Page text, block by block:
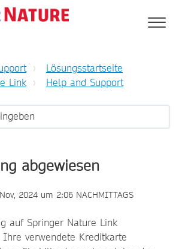
Lösungsstartseite
Link
Help and Support
abgewiesen
2024 um 2:06 NACHMITTAGS
auf Springer Nature Link
verwendete Kreditkarte